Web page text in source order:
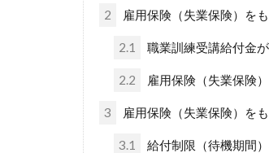
2 雇用保険（失業保険）を
2.1 職業訓練受講給付金
2.2 雇用保険（失業保険
3 雇用保険（失業保険）を
3.1 給付制限（待機期間